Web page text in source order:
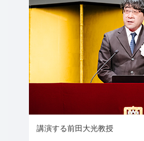
講演する前田大光教授